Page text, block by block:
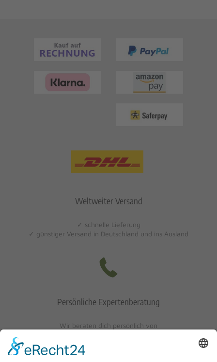
Weltweiter Versand
✓ schnelle Lieferung
✓ günstiger Versand in Deutschland und ins Ausland
Persönliche Expertenberatung
Wir beraten dich persönlich von
0621/405401-10